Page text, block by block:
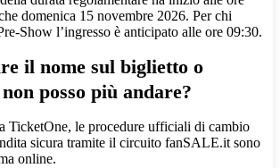
domenica 15 novembre 2026. Per chi
Show l’ingresso è anticipato alle ore 09:30.
il nome sul biglietto o
posso più andare?
TicketOne, le procedure ufficiali di cambio
sicura tramite il circuito fanSALE.it sono
online.